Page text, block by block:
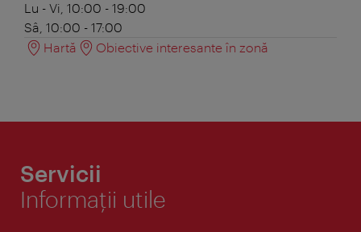
Lu - Vi, 10:00 - 19:00
Sâ, 10:00 - 17:00
Hartă
Obiective interesante în zonă
Servicii
Informaţii utile